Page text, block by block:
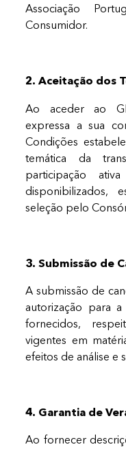
Associação
Consumidor.
2. Aceitação dos
Ao aceder ao
expressa a sua
Condições
temática da
participação
disponibilizados,
seleção pelo
3. Submissão de
A submissão de
autorização para
fornecidos,
vigentes em
efeitos de análise e
4. Garantia de
Ao fornecer